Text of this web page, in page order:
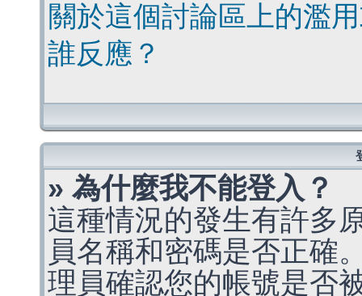
關於這個討論區上的濫
誰反應？
» 為什麼我不能登入？
這種情況的發生有許多
員名稱和密碼是否正確
理員確認您的帳號是否